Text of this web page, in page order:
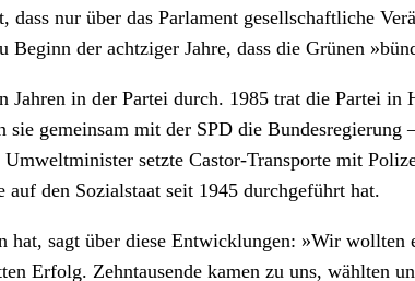
dass nur über das Parlament gesellschaftliche
Beginn der achtziger Jahre, dass die Grünen
Jahren in der Partei durch. 1985 trat die Partei
gemeinsam mit der SPD die
setzte Castor-Transporte mit
den Sozialstaat seit 1945 durchgeführt hat.
hat, sagt über diese Entwicklungen: »Wir
Erfolg. Zehntausende kamen zu uns, wählten